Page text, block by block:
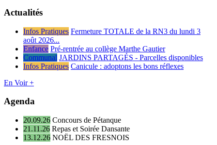
Actualités
Infos Pratiques Fermeture TOTALE de la RN3 du lundi 3
août 2026...
Enfance Pré-rentrée au collège Marthe Gautier
Communal JARDINS PARTAGÉS - Parcelles disponibles
Infos Pratiques Canicule : adoptons les bons réflexes
En Voir +
Agenda
20.09.26 Concours de Pétanque
21.11.26 Repas et Soirée Dansante
13.12.26 NOËL DES FRESNOIS